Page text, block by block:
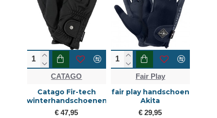
CATAGO
Catago Fir-tech
winterhandschoenen
€ 47,95
Fair Play
fair play handschoen
Akita
€ 29,95